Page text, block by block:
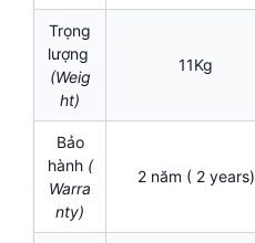
Trọng
lượng
(Weig
ht)
11Kg
Bảo
hành (
Warra
nty)
2 năm ( 2 years)